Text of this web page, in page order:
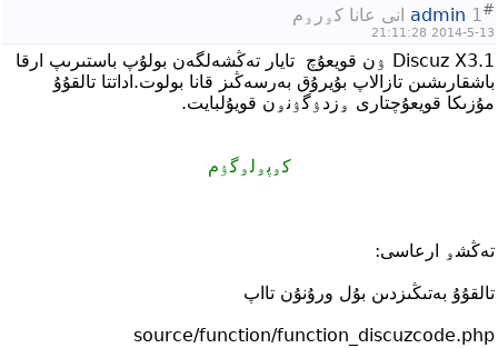
1#
admin انى عانا كۅرۅم
2014-5-13 21:11:28
Discuz X3.1 ۉن قويعۇچ تايار تەڭشەلگەن بولۇپ باستىرىپ ارقا
باشقارىشىن تازالاپ بۇيرۇق بەرسەڭىز قانا بولوت.اداتتا تالقۇۇ
مۇزىكا قويعۇچتارى ۅزدۉگۉنۅن قويۇلبايت.
كۅپۅلۅگۉم
تەڭشۅ ارعاسى:
تالقۇۇ بەتىڭىزدىن بۇل ورۇنۇن تااپ
source/function/function_discuzcode.php